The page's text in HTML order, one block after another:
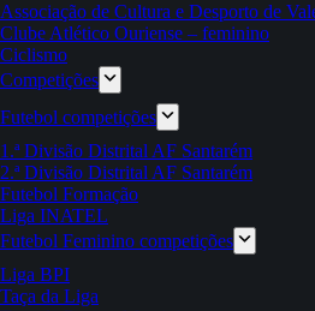
Associação de Cultura e Desporto de
Clube Atlético Ouriense – feminino
Ciclismo
Competições
Futebol competições
1.ª Divisão Distrital AF Santarém
2.ª Divisão Distrital AF Santarém
Futebol Formação
Liga INATEL
Futebol Feminino competições
Liga BPI
Taça da Liga